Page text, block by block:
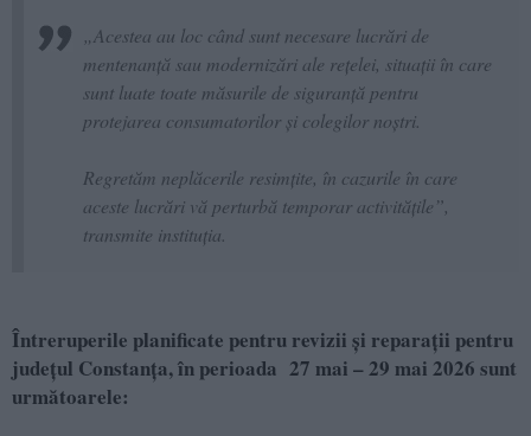
„Acestea au loc când sunt necesare lucrări de
mentenanță sau modernizări ale rețelei, situații în care
sunt luate toate măsurile de siguranță pentru
protejarea consumatorilor și colegilor noștri.
Regretăm neplăcerile resimțite, în cazurile în care
aceste lucrări vă perturbă temporar activitățile”,
transmite instituția.
Întreruperile planificate pentru revizii și reparații pentru
județul Constanța, în perioada 27 mai – 29 mai 2026 sunt
următoarele: